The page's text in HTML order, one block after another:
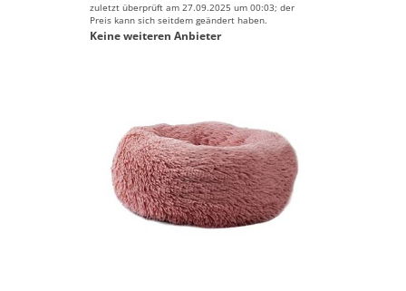
zuletzt überprüft am 27.09.2025 um 00:03; der
Preis kann sich seitdem geändert haben.
Keine weiteren Anbieter